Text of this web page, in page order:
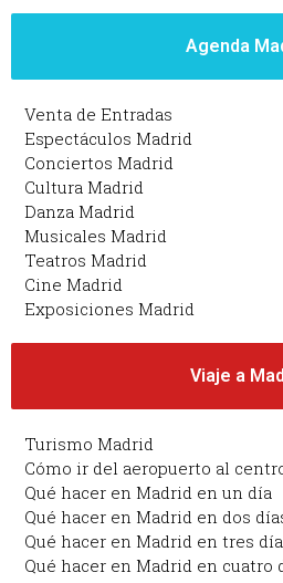
Agenda
Venta de Entradas
Espectáculos Madrid
Conciertos Madrid
Cultura Madrid
Danza Madrid
Musicales Madrid
Teatros Madrid
Cine Madrid
Exposiciones Madrid
Viaje a
Turismo Madrid
Cómo ir del aeropuerto al
Qué hacer en Madrid en un día
Qué hacer en Madrid en dos
Qué hacer en Madrid en tres
Qué hacer en Madrid en cuatro